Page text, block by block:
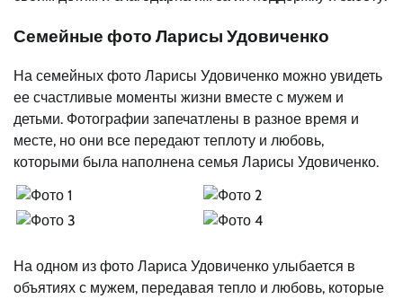
Семейные фото Ларисы Удовиченко
На семейных фото Ларисы Удовиченко можно увидеть
ее счастливые моменты жизни вместе с мужем и
детьми. Фотографии запечатлены в разное время и
месте, но они все передают теплоту и любовь,
которыми была наполнена семья Ларисы Удовиченко.
На одном из фото Лариса Удовиченко улыбается в
объятиях с мужем, передавая тепло и любовь, которые